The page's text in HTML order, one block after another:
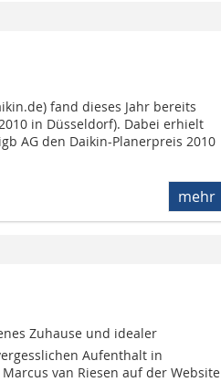
fand dieses Jahr bereits
in Düsseldorf). Dabei erhielt
AG den Daikin-Planerpreis 2010
mehr
Zuhause und idealer
Aufenthalt in
van Riesen auf der Website